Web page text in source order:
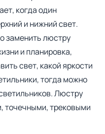
когда один
и нижний свет.
заменить люстру
и планировка,
свет, какой яркости
тогда можно
Люстру
точечными, трековыми